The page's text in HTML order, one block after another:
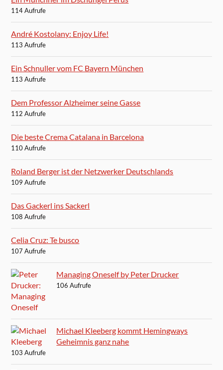
114 Aufrufe
André Kostolany: Enjoy Life!
113 Aufrufe
Ein Schnuller vom FC Bayern München
113 Aufrufe
Dem Professor Alzheimer seine Gasse
112 Aufrufe
Die beste Crema Catalana in Barcelona
110 Aufrufe
Roland Berger ist der Netzwerker Deutschlands
109 Aufrufe
Das Gackerl ins Sackerl
108 Aufrufe
Celia Cruz: Te busco
107 Aufrufe
Managing Oneself by Peter Drucker
106 Aufrufe
Michael Kleeberg kommt Hemingways
Geheimnis ganz nahe
103 Aufrufe